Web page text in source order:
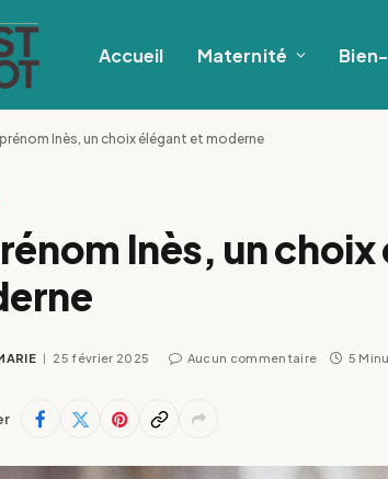
Accueil Maternité
Inès, un choix élégant et moderne
Inès, un
25 février 2025 Aucun commentaire 5